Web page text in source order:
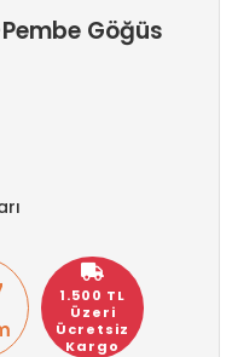
Göğüs
1.500 TL
Üzeri
Ücretsiz
Kargo